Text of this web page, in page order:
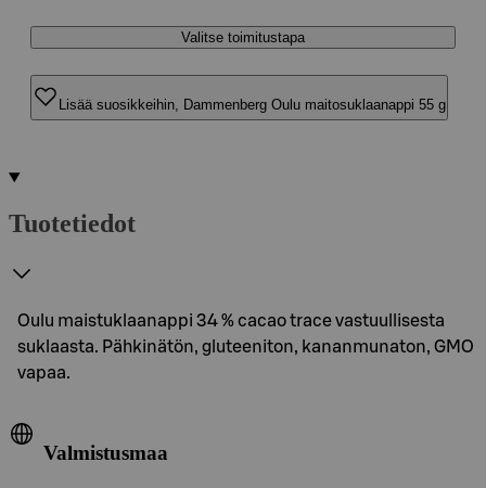
Valitse toimitustapa
Lisää suosikkeihin, Dammenberg Oulu maitosuklaanappi 55 g
Tuotetiedot
Oulu maistuklaanappi 34 % cacao trace vastuullisesta
suklaasta. Pähkinätön, gluteeniton, kananmunaton, GMO
vapaa.
Valmistusmaa